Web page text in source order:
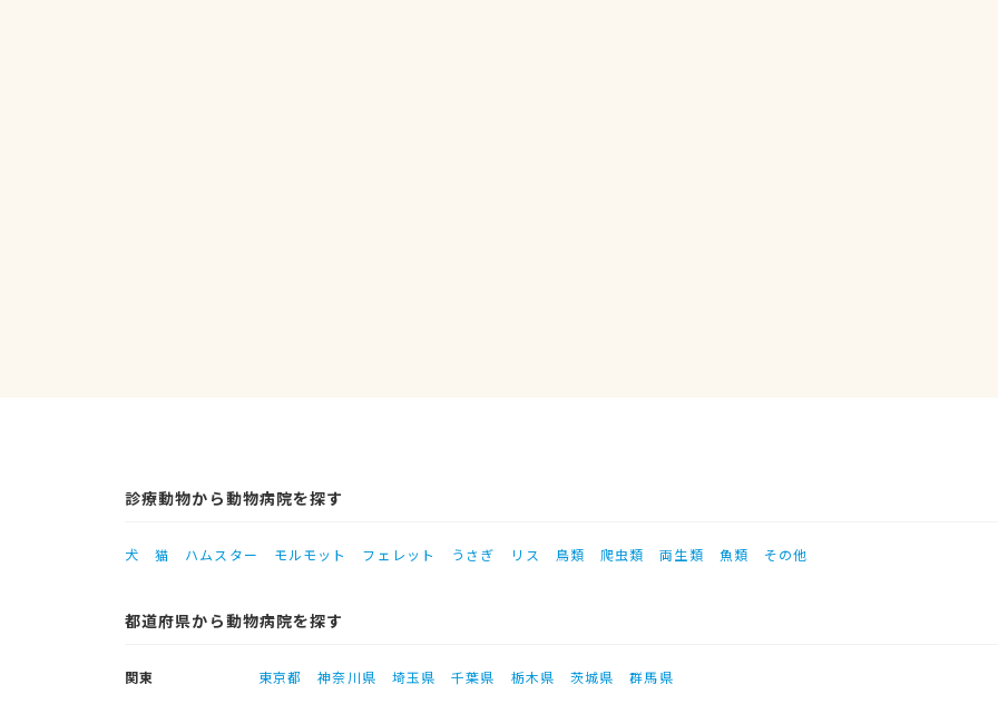
診療動物から動物病院を探す
犬 猫 ハムスター モルモット フェレット うさぎ リス 鳥類 爬虫類 両生類 魚類 その他
都道府県から動物病院を探す
関東 東京都 神奈川県 埼玉県 千葉県 栃木県 茨城県
群馬県